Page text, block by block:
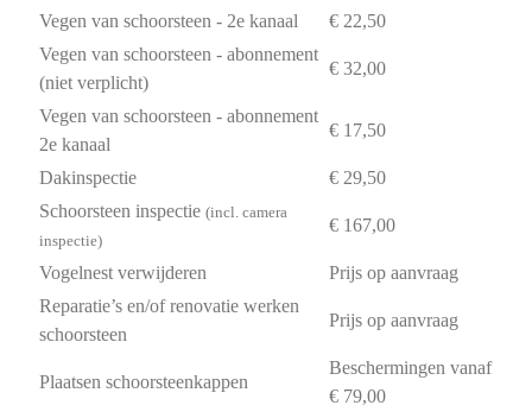
Vegen van schoorsteen - 2e kanaal
€ 22,50
Vegen van schoorsteen - abonnement
(niet verplicht)
€ 32,00
Vegen van schoorsteen - abonnement
2e kanaal
€ 17,50
Dakinspectie
€ 29,50
Schoorsteen inspectie (incl. camera
inspectie)
€ 167,00
Vogelnest verwijderen
Prijs op aanvraag
Reparatie’s en/of renovatie werken
schoorsteen
Prijs op aanvraag
Plaatsen schoorsteenkappen
Beschermingen vanaf
€ 79,00